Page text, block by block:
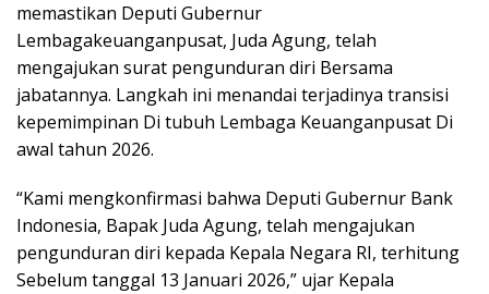
memastikan Deputi Gubernur
Lembagakeuanganpusat, Juda Agung, telah
mengajukan surat pengunduran diri Bersama
jabatannya. Langkah ini menandai terjadinya transisi
kepemimpinan Di tubuh Lembaga Keuanganpusat Di
awal tahun 2026.
“Kami mengkonfirmasi bahwa Deputi Gubernur Bank
Indonesia, Bapak Juda Agung, telah mengajukan
pengunduran diri kepada Kepala Negara RI, terhitung
Sebelum tanggal 13 Januari 2026,” ujar Kepala